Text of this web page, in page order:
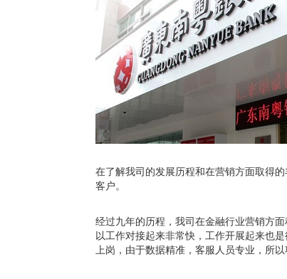
在了解我司的发展历程和在营销方面取得
客户。
经过九年的历程，我司在金融行业营销方
以工作对接起来非常快，工作开展起来也
上岗，由于数据精准，客服人员专业，所以